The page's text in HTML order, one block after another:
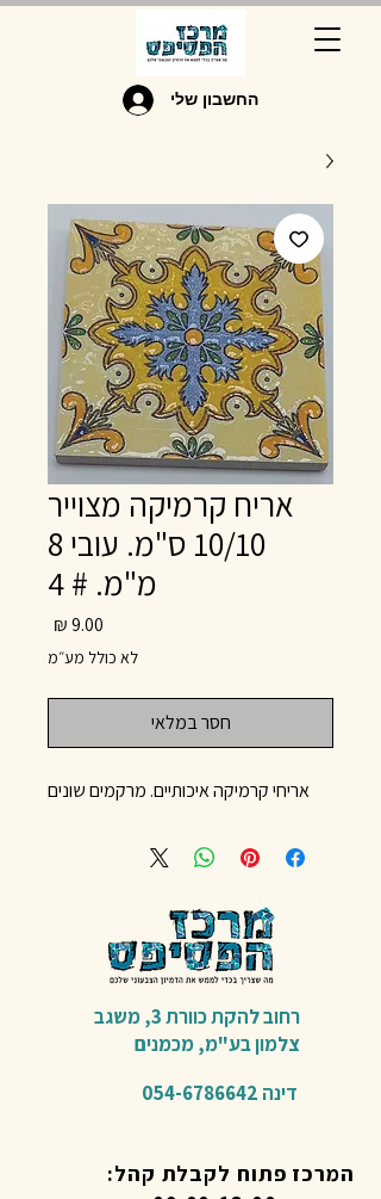
החשבון שלי
אריח קרמיקה מצוייר
10/10 ס"מ. עובי 8
מ"מ. # 4
לא כולל מע״מ
חסר במלאי
אריחי קרמיקה איכותיים. מרקמים שונים
רחוב להקת כוורת 3,
משגב
צלמון בע"מ,מכמנים​
דינה 054-6786642
המרכז פתוח לקבלת קהל: